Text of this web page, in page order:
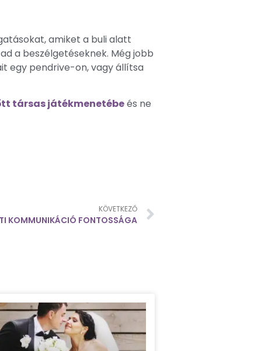
amiket a buli alatt
a beszélgetéseknek. Még jobb
egy pendrive-on, vagy állítsa
társas játékmenetébeés ne
KÖVETKEZŐ
KOMMUNIKÁCIÓ FONTOSSÁGA